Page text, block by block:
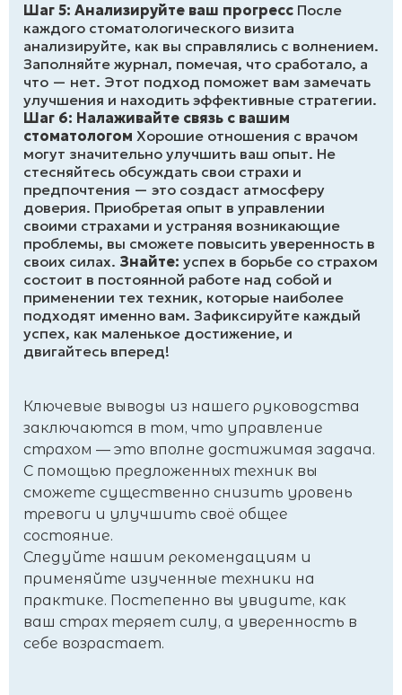
Шаг 5: Анализируйте ваш прогресс После
каждого стоматологического визита
анализируйте, как вы справлялись с волнением.
Заполняйте журнал, помечая, что сработало, а
что — нет. Этот подход поможет вам замечать
улучшения и находить эффективные стратегии.
Шаг 6: Налаживайте связь с вашим
стоматологом Хорошие отношения с врачом
могут значительно улучшить ваш опыт. Не
стесняйтесь обсуждать свои страхи и
предпочтения — это создаст атмосферу
доверия. Приобретая опыт в управлении
своими страхами и устраняя возникающие
проблемы, вы сможете повысить уверенность в
своих силах. Знайте: успех в борьбе со страхом
состоит в постоянной работе над собой и
применении тех техник, которые наиболее
подходят именно вам. Зафиксируйте каждый
успех, как маленькое достижение, и
двигайтесь вперед!
Ключевые выводы из нашего руководства
заключаются в том, что управление
страхом — это вполне достижимая задача.
С помощью предложенных техник вы
сможете существенно снизить уровень
тревоги и улучшить своё общее
состояние.
Следуйте нашим рекомендациям и
применяйте изученные техники на
практике. Постепенно вы увидите, как
ваш страх теряет силу, а уверенность в
себе возрастает.